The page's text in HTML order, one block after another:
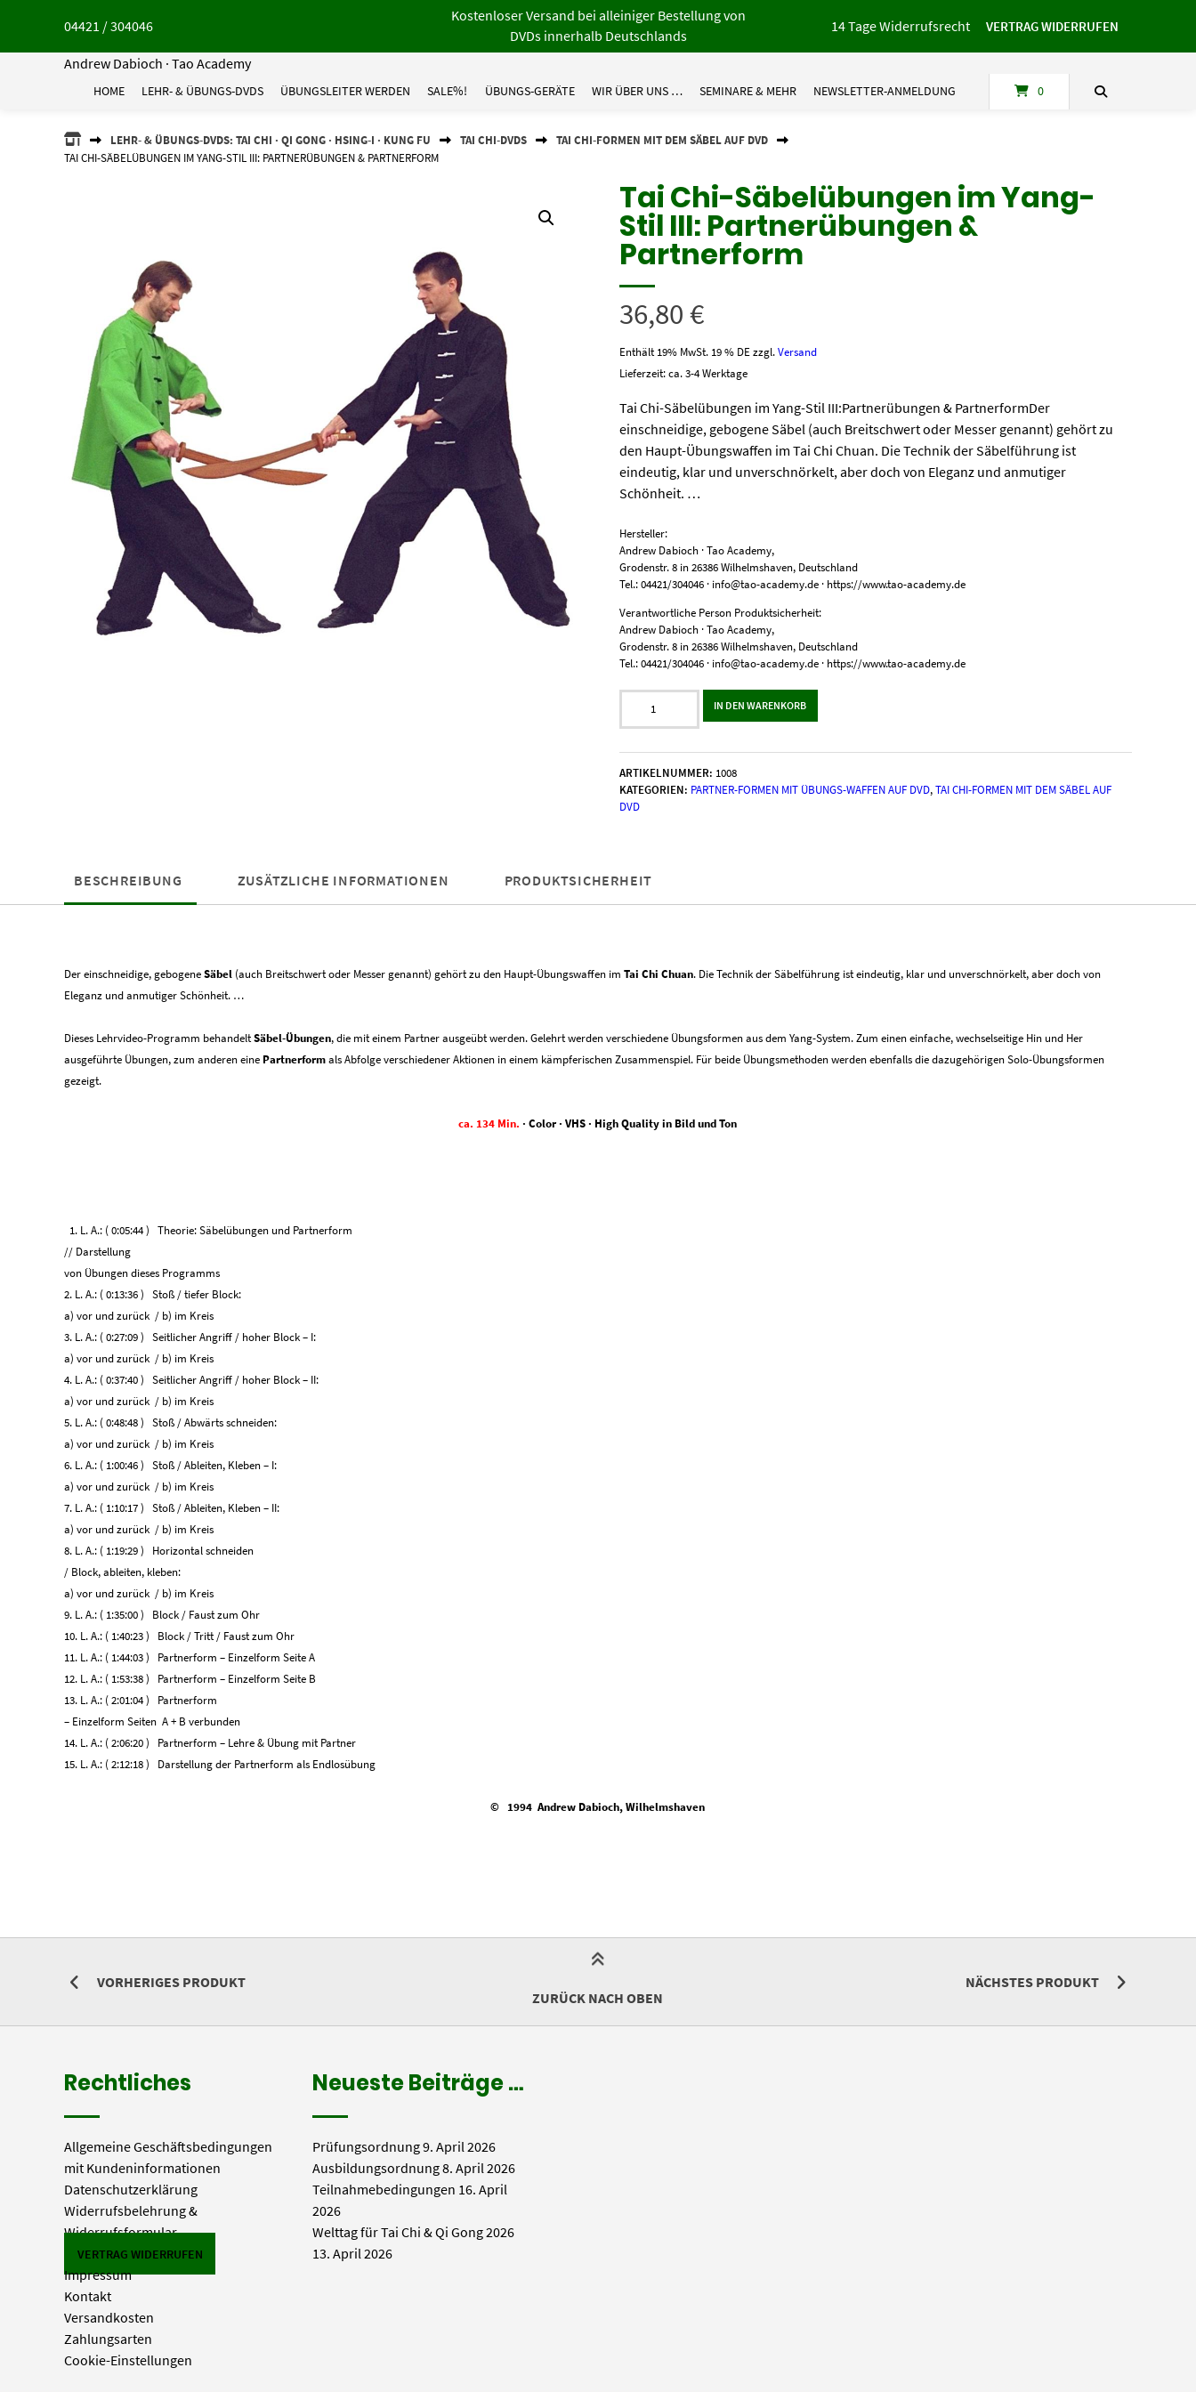
Inhalt
04421 / 304046
Kostenloser Versand bei alleiniger Bestellung von
DVDs innerhalb Deutschlands
14 Tage Widerrufsrecht VERTRAG WIDERRUFEN
Andrew Dabioch · Tao Academy
HOME LEHR- & ÜBUNGS-DVDS ÜBUNGSLEITER WERDEN SALE%! ÜBUNGS-GERÄTE WIR ÜBER UNS … SEMINARE & MEHR NEWSLETTER-ANMELDUNG 0
ANDREW
DABIOCH
LEHR- & ÜBUNGS-DVDS: TAI CHI · QI GONG · HSING-I · KUNG FU TAI CHI-DVDS
TAI CHI-FORMEN MIT DEM SÄBEL AUF DVD
TAI CHI-SÄBELÜBUNGEN IM YANG-STIL III: PARTNERÜBUNGEN & PARTNERFORM
Tai Chi-Säbelübungen im Yang-
Stil III: Partnerübungen &
Partnerform
36,80€
Enthält 19% MwSt. 19 % DEzzgl.Versand
Lieferzeit: ca. 3-4 Werktage
Tai Chi-Säbelübungen im Yang-Stil III:Partnerübungen & PartnerformDer
einschneidige, gebogene Säbel (auch Breitschwert oder Messer genannt) gehört zu
den Haupt-Übungswaffen im Tai Chi Chuan. Die Technik der Säbelführung ist
eindeutig, klar und unverschnörkelt, aber doch von Eleganz und anmutiger
Schönheit. …
Hersteller:
Andrew Dabioch · Tao Academy,
Grodenstr. 8 in 26386 Wilhelmshaven, Deutschland
Tel.: 04421/304046 · info@tao-academy.de · https://www.tao-academy.de
Verantwortliche Person Produktsicherheit:
Andrew Dabioch · Tao Academy,
Grodenstr. 8 in 26386 Wilhelmshaven, Deutschland
Tel.: 04421/304046 · info@tao-academy.de · https://www.tao-academy.de
Tai
Säbelübungen
Stil
III:
Partnerübungen
IN DEN WARENKORB
ARTIKELNUMMER: 1008
KATEGORIEN: PARTNER-FORMEN MIT ÜBUNGS-WAFFEN AUF DVD,TAI CHI-FORMEN MIT DEM SÄBEL AUF
DVD
BESCHREIBUNG ZUSÄTZLICHE INFORMATIONEN PRODUKTSICHERHEIT
Der einschneidige, gebogeneSäbel(auch Breitschwert oder Messer genannt) gehört zu den Haupt-Übungswaffen im Tai Chi Chuan. Die Technik der Säbelführung ist eindeutig, klar und unverschnörkelt, aber doch von
Eleganz und anmutiger Schönheit. …
Dieses Lehrvideo-Programm behandeltSäbel-Übungen, die mit einem Partner ausgeübt werden. Gelehrt werden verschiedene Übungsformen aus dem Yang-System. Zum einen einfache, wechselseitige Hin und Her
ausgeführte Übungen, zum anderen eine Partnerformals Abfolge verschiedener Aktionen in einem kämpferischen Zusammenspiel. Für beide Übungsmethoden werden ebenfalls die dazugehörigen Solo-Übungsformen
gezeigt.
ca. 134 Min. · Color · VHS · High Quality in Bild und Ton
1. L. A.: ( 0:05:44 ) Theorie: Säbelübungen und Partnerform
// Darstellung
von Übungen dieses Programms
2. L. A.: ( 0:13:36 ) Stoß / tiefer Block:
a) vor und zurück / b) im Kreis
3. L. A.: ( 0:27:09 ) Seitlicher Angriff / hoher Block – I:
a) vor und zurück / b) im Kreis
4. L. A.: ( 0:37:40 ) Seitlicher Angriff / hoher Block – II:
a) vor und zurück / b) im Kreis
5. L. A.: ( 0:48:48 ) Stoß / Abwärts schneiden:
a) vor und zurück / b) im Kreis
6. L. A.: ( 1:00:46 ) Stoß / Ableiten, Kleben – I:
a) vor und zurück / b) im Kreis
7. L. A.: ( 1:10:17 ) Stoß / Ableiten, Kleben – II:
a) vor und zurück / b) im Kreis
8. L. A.: ( 1:19:29 ) Horizontal schneiden
/ Block, ableiten, kleben:
a) vor und zurück / b) im Kreis
9. L. A.: ( 1:35:00 ) Block / Faust zum Ohr
10. L. A.: ( 1:40:23 ) Block / Tritt / Faust zum Ohr
11. L. A.: ( 1:44:03 ) Partnerform – Einzelform Seite A
12. L. A.: ( 1:53:38 ) Partnerform – Einzelform Seite B
13. L. A.: ( 2:01:04 ) Partnerform
– Einzelform Seiten A + B verbunden
14. L. A.: ( 2:06:20 ) Partnerform – Lehre & Übung mit Partner
15. L. A.: ( 2:12:18 ) Darstellung der Partnerform als Endlosübung
© 1994 Andrew Dabioch, Wilhelmshaven
VORHERIGES PRODUKT
NÄCHSTES PRODUKT
ZURÜCK NACH OBEN
Rechtliches
Allgemeine Geschäftsbedingungen
mit Kundeninformationen
Datenschutzerklärung
Widerrufsbelehrung &
Widerrufsformular
VERTRAG WIDERRUFEN
Impressum
Kontakt
Versandkosten
Zahlungsarten
Cookie-Einstellungen
Neueste Beiträge …
Prüfungsordnung9. April 2026
Ausbildungsordnung8. April 2026
Teilnahmebedingungen 16. April
2026
Welttag für Tai Chi & Qi Gong 2026
13. April 2026